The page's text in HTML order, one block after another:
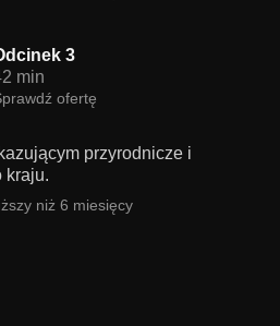
3
min
ofertę
przyrodnicze i
kraju.
niż 6 miesięcy